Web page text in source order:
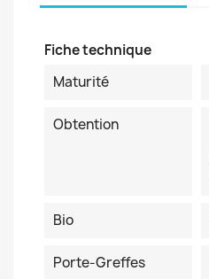
Fiche technique
Maturité
Obtention
Bio
Porte-Greffes